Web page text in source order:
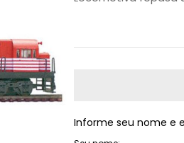
Informe seu nome e